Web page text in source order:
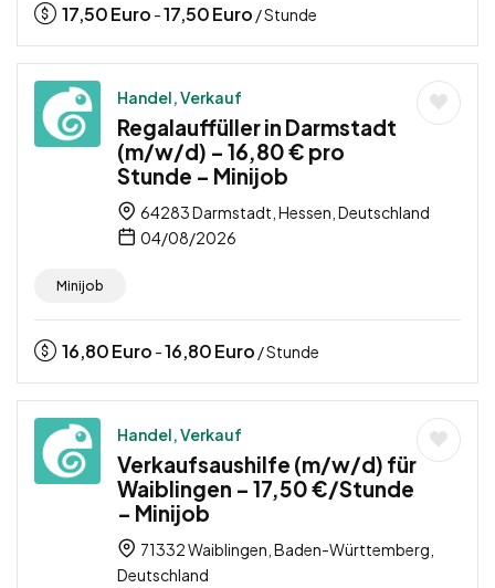
17,50Euro -17,50Euro / Stunde
Handel, Verkauf
Regalauffüller in Darmstadt
(m/w/d) – 16,80 € pro
Stunde – Minijob
64283 Darmstadt, Hessen, Deutschland
04/08/2026
Minijob
16,80Euro -16,80Euro / Stunde
Handel, Verkauf
Verkaufsaushilfe (m/w/d) für
Waiblingen – 17,50 €/Stunde
– Minijob
71332 Waiblingen, Baden-Württemberg,
Deutschland